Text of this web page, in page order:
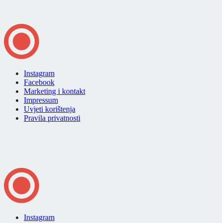
Instagram
Facebook
Marketing i kontakt
Impressum
Uvjeti korištenja
Pravila privatnosti
Instagram